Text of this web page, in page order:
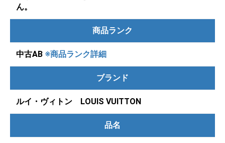
ん。
商品ランク
中古AB ※商品ランク詳細
ブランド
ルイ・ヴィトン LOUIS VUITTON
品名